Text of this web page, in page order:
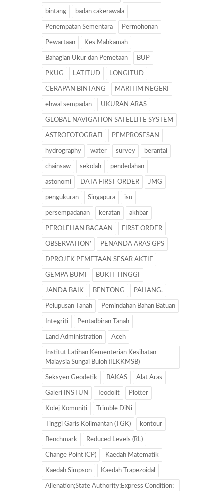
bintang badan cakerawala
Penempatan Sementara Permohonan
Pewartaan Kes Mahkamah
Bahagian Ukur dan Pemetaan BUP
PKUG LATITUD LONGITUD
CERAPAN BINTANG MARITIM NEGERI
ehwal sempadan UKURAN ARAS
GLOBAL NAVIGATION SATELLITE SYSTEM
ASTROFOTOGRAFI PEMPROSESAN
hydrography water survey berantai
chainsaw sekolah pendedahan
astonomi DATA FIRST ORDER JMG
pengukuran Singapura isu
persempadanan keratan akhbar
PEROLEHAN BACAAN FIRST ORDER
OBSERVATION’ PENANDA ARAS GPS
DPROJEK PEMETAAN SESAR AKTIF
GEMPA BUMI BUKIT TINGGI
JANDA BAIK BENTONG PAHANG.
Pelupusan Tanah Pemindahan Bahan Batuan
Integriti Pentadbiran Tanah
Land Administration Aceh
Institut Latihan Kementerian Kesihatan
Malaysia Sungai Buloh (ILKKMSB)
Seksyen Geodetik BAKAS Alat Aras
Galeri INSTUN Teodolit Plotter
Kolej Komuniti Trimble DiNi
Tinggi Garis Kolimantan (TGK) kontour
Benchmark Reduced Levels (RL)
Change Point (CP) Kaedah Matematik
Kaedah Simpson Kaedah Trapezoidal
Alienation;State Authority;Express Condition;